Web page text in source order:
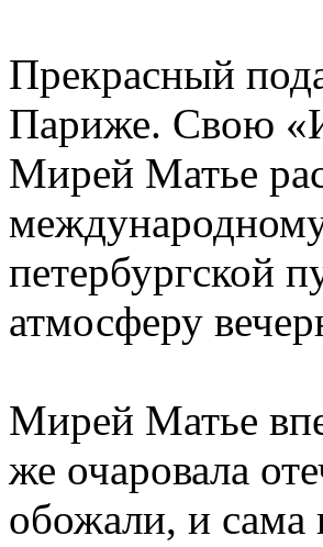
Прекрасный
Париже. Свою
Мирей Матье
петербургской
атмосферу
Мирей Матье
же очаровала
обожали, и сама